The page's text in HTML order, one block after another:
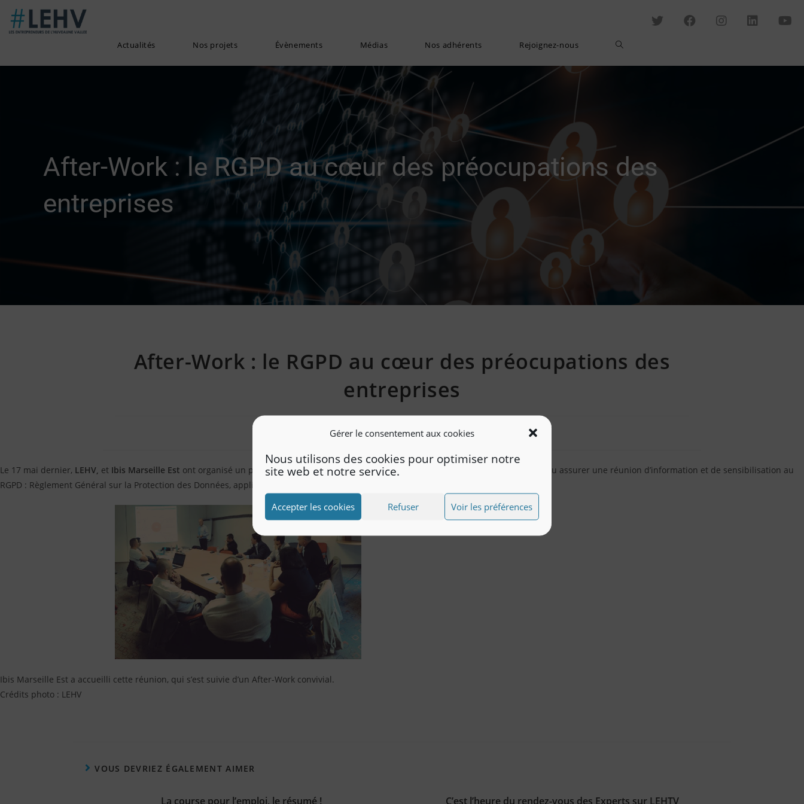
Gérer le consentement aux cookies
Nous utilisons des cookies pour optimiser notre
site web et notre service.
Accepter les cookies Refuser Voir les préférences
Skip
content
Actualités Nos projets Évènements Médias Nos adhérents Rejoignez-nous Toggle
website
After-Work : le RGPD au cœur des préocupations des
entreprises
After-Work : le RGPD au cœur des préocupations des
entreprises
Auteur/autrice
la
publication
LEHV
Publication
:
mai 22, 2018
PostActualités
Le 17 mai dernier, LEHV, et Ibis Marseille Est ont organisé un premier After-Work Commun, dont l’intervenant,Montmirail Verspieren
a pu assurer une réunion d’information et de sensibilisation au
RGPD : Règlement Général sur la Protection des Données, applicable le 25 mai 2018.
Ibis Marseille Est a accueilli cette réunion, qui s’est suivie d’un After-Work convivial.
Crédits photo : LEHV
VOUS DEVRIEZ ÉGALEMENT AIMER
La course pour l’emploi, le résumé ! C’est l’heure du rendez-vous des Experts sur LEHTV